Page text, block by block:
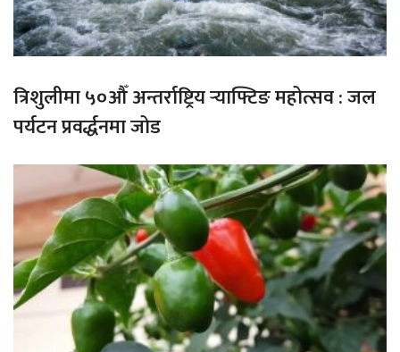
त्रिशुलीमा ५०औँ अन्तर्राष्ट्रिय र्‍याफ्टिङ महोत्सव : जल
पर्यटन प्रवर्द्धनमा जोड